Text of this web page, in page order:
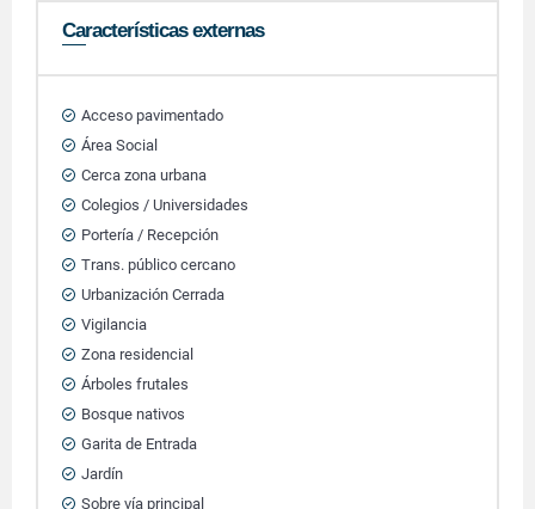
Características externas
Acceso pavimentado
Área Social
Cerca zona urbana
Colegios / Universidades
Portería / Recepción
Trans. público cercano
Urbanización Cerrada
Vigilancia
Zona residencial
Árboles frutales
Bosque nativos
Garita de Entrada
Jardín
Sobre vía principal